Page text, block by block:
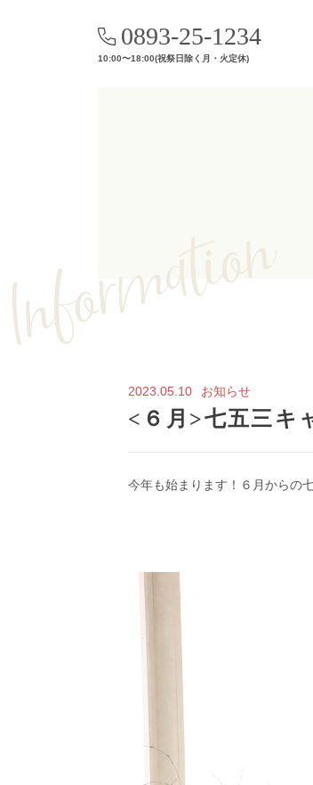
0893-25-1234
10:00〜18:00(祝祭日除く月・火定休)
2023.05.10 お知らせ
<６月>七五三キ
今年も始まります！６月からの